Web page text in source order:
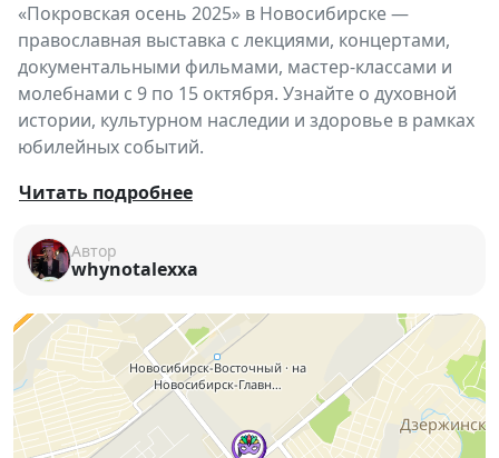
«Покровская осень 2025» в Новосибирске —
православная выставка с лекциями, концертами,
документальными фильмами, мастер-классами и
молебнами с 9 по 15 октября. Узнайте о духовной
истории, культурном наследии и здоровье в рамках
юбилейных событий.
🌿ПОКРОВСКАЯ ОСЕНЬ 2025
Приглашаем вас на ежегодную православную
выставку, посвящённую:
✨ Году защитника Отечества
✨ 80-летию Победы
✨ 100-летию со дня блаженной кончины и 160-
летию со дня рождения Святителя Тихона,
Патриарха Московского
Читать подробнее
Автор
whynotalexxa